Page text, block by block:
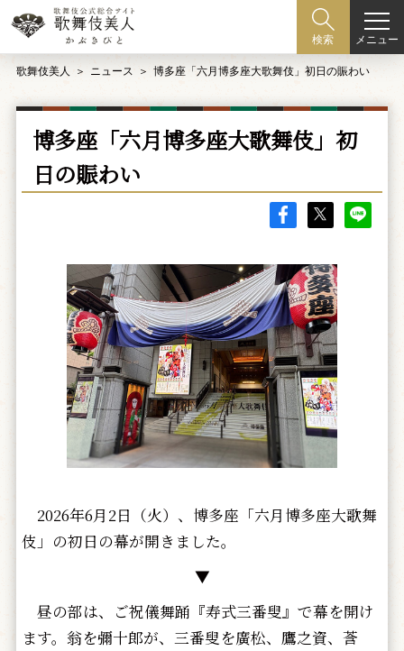
検索 メニュー
歌舞伎美人 ニュース 博多座「六月博多座大歌舞伎」初日の賑わい
博多座「六月博多座大歌舞伎」初
日の賑わい
2026年6月2日（火）、博多座「六月博多座大歌舞
伎」の初日の幕が開きました。
▼
昼の部は、ご祝儀舞踊『寿式三番叟』で幕を開け
ます。翁を彌十郎が、三番叟を廣松、鷹之資、莟